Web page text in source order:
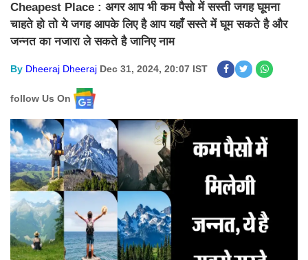
Cheapest Place : अगर आप भी कम पैसो में सस्ती जगह घूमना
चाहते हो तो ये जगह आपके लिए है आप यहाँ सस्ते में घूम सकते है और
जन्नत का नजारा ले सकते है जानिए नाम
By Dheeraj Dheeraj Dec 31, 2024, 20:07 IST
follow Us On